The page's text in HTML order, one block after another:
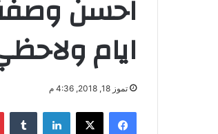
ايام
تموز 18, 2018, 4:36 م
فيسبوك لينكدإن